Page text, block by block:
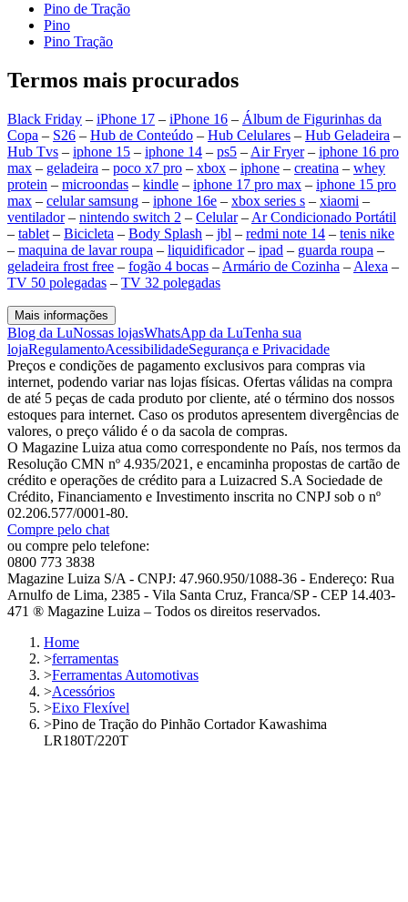
Pino de Tração
Pino
Pino Tração
Termos mais procurados
Black Friday – iPhone 17 – iPhone 16 – Álbum de Figurinhas da
Copa – S26 – Hub de Conteúdo – Hub Celulares – Hub Geladeira –
Hub Tvs – iphone 15 – iphone 14 – ps5 – Air Fryer– iphone 16 pro
max – geladeira – poco x7 pro – xbox – iphone – creatina – whey
protein – microondas – kindle – iphone 17 pro max – iphone 15 pro
max – celular samsung – iphone 16e – xbox series s – xiaomi –
ventilador– nintendo switch 2 – Celular– Ar Condicionado Portátil
– tablet – Bicicleta – Body Splash – jbl – redmi note 14 – tenis nike
– maquina de lavar roupa – liquidificador– ipad – guarda roupa –
geladeira frost free – fogão 4 bocas – Armário de Cozinha – Alexa –
TV 50 polegadas – TV 32 polegadas
Mais informações
Blog da LuNossas lojasWhatsApp da LuTenha sua
lojaRegulamentoAcessibilidadeSegurança e Privacidade
Preços e condições de pagamento exclusivos para compras via
internet, podendo variar nas lojas físicas. Ofertas válidas na compra
de até 5 peças de cada produto por cliente, até o término dos nossos
estoques para internet. Caso os produtos apresentem divergências de
valores, o preço válido é o da sacola de compras.
O Magazine Luiza atua como correspondente no País, nos termos da
Resolução CMN nº 4.935/2021, e encaminha propostas de cartão de
crédito e operações de crédito para a Luizacred S.A Sociedade de
Crédito, Financiamento e Investimento inscrita no CNPJ sob o nº
02.206.577/0001-80.
Compre pelo chat
ou compre pelo telefone:
0800 773 3838
Magazine Luiza S/A - CNPJ: 47.960.950/1088-36 - Endereço: Rua
Arnulfo de Lima, 2385 - Vila Santa Cruz, Franca/SP - CEP 14.403-
471 ® Magazine Luiza – Todos os direitos reservados.
Home
>ferramentas
>Ferramentas Automotivas
>Acessórios
>Eixo Flexível
>Pino de Tração do Pinhão Cortador Kawashima
LR180T/220T